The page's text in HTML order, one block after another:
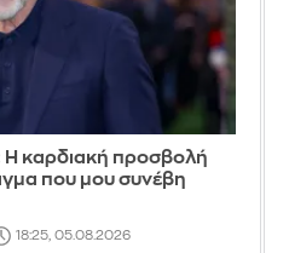
καρδιακή προσβολή
που μου συνέβη
18:25, 05.08.2026